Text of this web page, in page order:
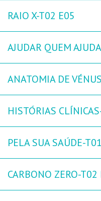
RAIO X-T02 E05
AJUDAR QUEM
ANATOMIA DE
HISTÓRIAS
PELA SUA SAÚDE-
CARBONO ZERO-T02